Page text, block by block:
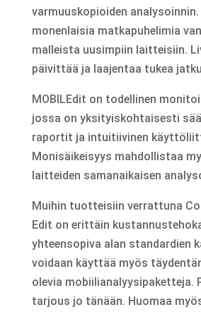
varmuuskopioiden analysoinnin.
monenlaisia matkapuhelimia
malleista uusimpiin laitteisiin.
päivittää ja laajentaa tukea
MOBILEdit on todellinen
jossa on yksityiskohtaisesti
raportit ja intuitiivinen
Monisäikeisyys mahdollistaa
laitteiden samanaikaisen
Muihin tuotteisiin verrattuna
Edit on erittäin
yhteensopiva alan standardien
voidaan käyttää myös
olevia mobiilianalyysipaketteja.
tarjous jo tänään. Huomaa